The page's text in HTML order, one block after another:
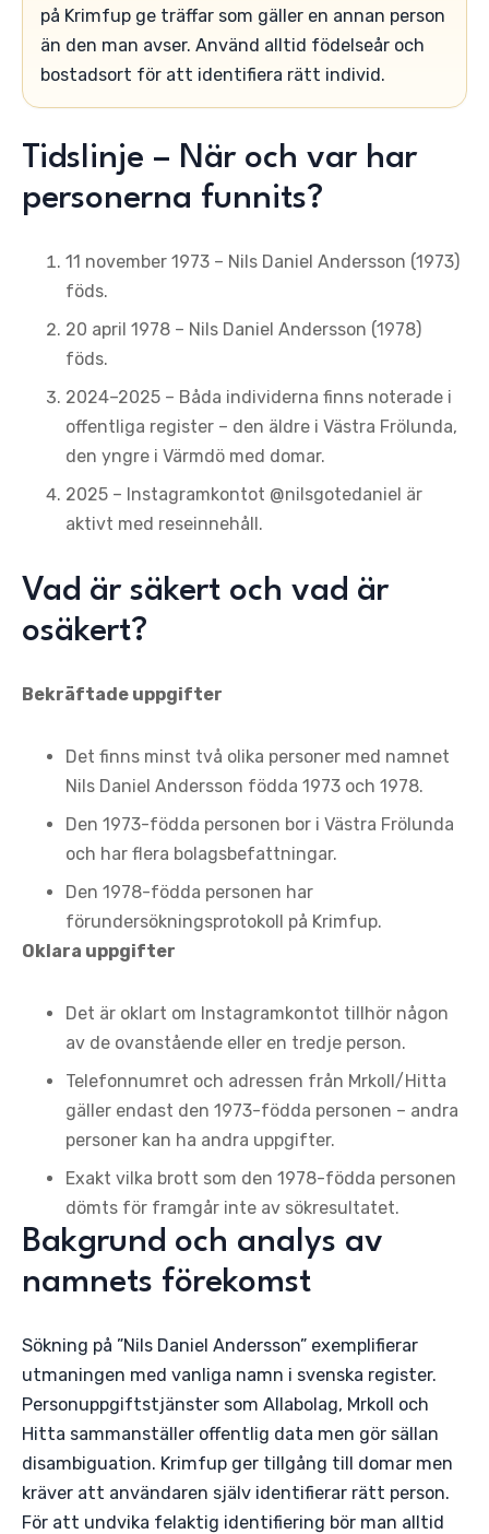
på Krimfup ge träffar som gäller en annan person
än den man avser. Använd alltid födelseår och
bostadsort för att identifiera rätt individ.
Tidslinje – När och var har
personerna funnits?
11 november 1973 – Nils Daniel Andersson (1973)
föds.
20 april 1978 – Nils Daniel Andersson (1978)
föds.
2024–2025 – Båda individerna finns noterade i
offentliga register – den äldre i Västra Frölunda,
den yngre i Värmdö med domar.
2025 – Instagramkontot @nilsgotedaniel är
aktivt med reseinnehåll.
Vad är säkert och vad är
osäkert?
Bekräftade uppgifter
Det finns minst två olika personer med namnet
Nils Daniel Andersson födda 1973 och 1978.
Den 1973-födda personen bor i Västra Frölunda
och har flera bolagsbefattningar.
Den 1978-födda personen har
förundersökningsprotokoll på Krimfup.
Oklara uppgifter
Det är oklart om Instagramkontot tillhör någon
av de ovanstående eller en tredje person.
Telefonnumret och adressen från Mrkoll/Hitta
gäller endast den 1973-födda personen – andra
personer kan ha andra uppgifter.
Exakt vilka brott som den 1978-födda personen
dömts för framgår inte av sökresultatet.
Bakgrund och analys av
namnets förekomst
Sökning på ”Nils Daniel Andersson” exemplifierar
utmaningen med vanliga namn i svenska register.
Personuppgiftstjänster som Allabolag, Mrkoll och
Hitta sammanställer offentlig data men gör sällan
disambiguation. Krimfup ger tillgång till domar men
kräver att användaren själv identifierar rätt person.
För att undvika felaktig identifiering bör man alltid